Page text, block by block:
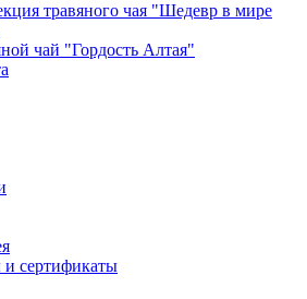
травяного чая "Шедевр в мире
чай "Гордость Алтая"
сертификаты